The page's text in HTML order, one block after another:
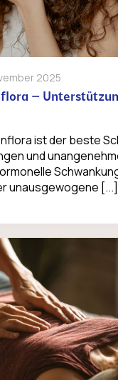
2025
–
ist der beste
und
unausgewogene [...]